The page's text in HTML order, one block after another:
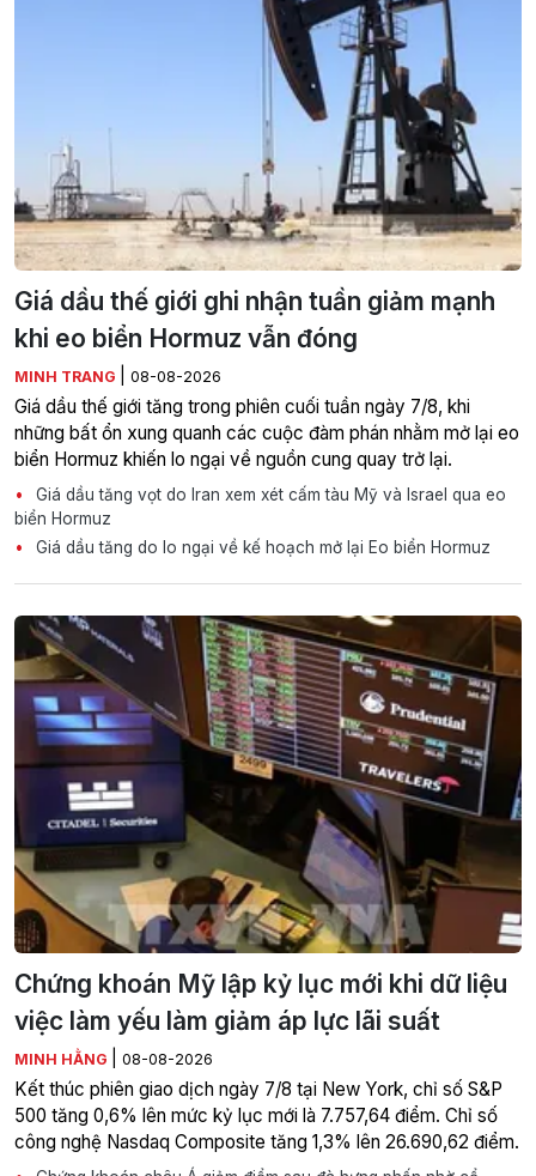
Giá dầu thế giới ghi nhận tuần giảm mạnh
khi eo biển Hormuz vẫn đóng
MINH TRANG 08-08-2026
Giá dầu thế giới tăng trong phiên cuối tuần ngày 7/8, khi
những bất ổn xung quanh các cuộc đàm phán nhằm mở lại eo
biển Hormuz khiến lo ngại về nguồn cung quay trở lại.
Giá dầu tăng vọt do Iran xem xét cấm tàu Mỹ và Israel qua eo
biển Hormuz
Giá dầu tăng do lo ngại về kế hoạch mở lại Eo biển Hormuz
Chứng khoán Mỹ lập kỷ lục mới khi dữ liệu
việc làm yếu làm giảm áp lực lãi suất
MINH HẰNG 08-08-2026
Kết thúc phiên giao dịch ngày 7/8 tại New York, chỉ số S&P
500 tăng 0,6% lên mức kỷ lục mới là 7.757,64 điểm. Chỉ số
công nghệ Nasdaq Composite tăng 1,3% lên 26.690,62 điểm.